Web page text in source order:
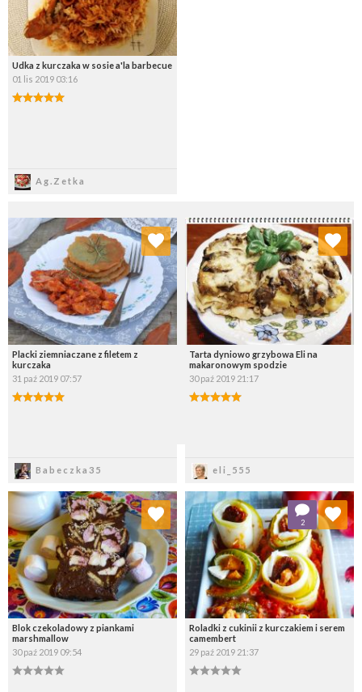
Udka z kurczaka w sosie a'la barbecue
01 lis 2019 03:16
Ag.Zetka
Placki ziemniaczane z filetem z
kurczaka
31 paź 2019 07:57
Babeczka35
Dodaj do ulubionych
Wybierz listę:
Tarta dyniowo grzybowa Eli na
makaronowym spodzie
30 paź 2019 21:17
eli_555
Dodaj do ulubionych
Wybierz listę:
Blok czekoladowy z piankami
marshmallow
30 paź 2019 09:54
Dodaj do ulubionych
Wybierz listę:
Roladki z cukinii z kurczakiem i serem
camembert
29 paź 2019 21:37
2
Dodaj do ulubionych
Wybierz listę: